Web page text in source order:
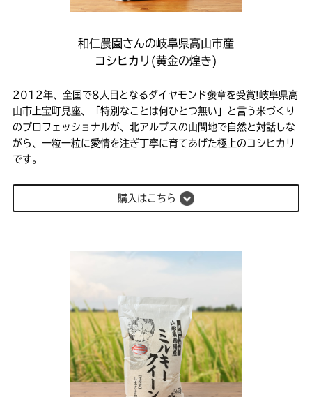
和仁農園さんの岐阜県高山市産
コシヒカリ(黄金の煌き)
2012年、全国で8人目となるダイヤモンド褒章を受賞!岐阜県高
山市上宝町見座、「特別なことは何ひとつ無い」と言う米づくり
のプロフェッショナルが、北アルプスの山間地で自然と対話しな
がら、一粒一粒に愛情を注ぎ丁寧に育てあげた極上のコシヒカリ
です。
購入はこちら